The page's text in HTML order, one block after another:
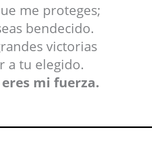
me proteges;
bendecido.
victorias
a tu elegido.
mi fuerza.